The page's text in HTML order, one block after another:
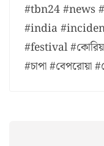
#tbn24 #news
#india
#festival
#চাপা #বেপরোয়া